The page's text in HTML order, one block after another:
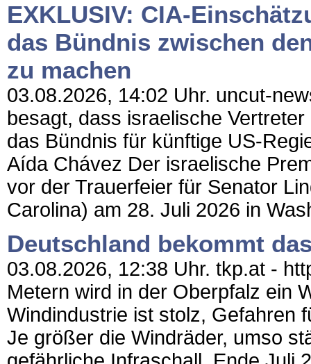
EXKLUSIV: CIA-
das Bündnis zwischen
zu machen
03.08.2026, 14:02 Uhr. uncut-
besagt, dass israelische
das Bündnis für künftige US-
Aída Chávez Der israelische
vor der Trauerfeier für Senator
Carolina) am 28. Juli 2026 in
Deutschland bekommt
03.08.2026, 12:38 Uhr. tkp.at -
Metern wird in der Oberpfalz ein
Windindustrie ist stolz, Gefahren
Je größer die Windräder, umso